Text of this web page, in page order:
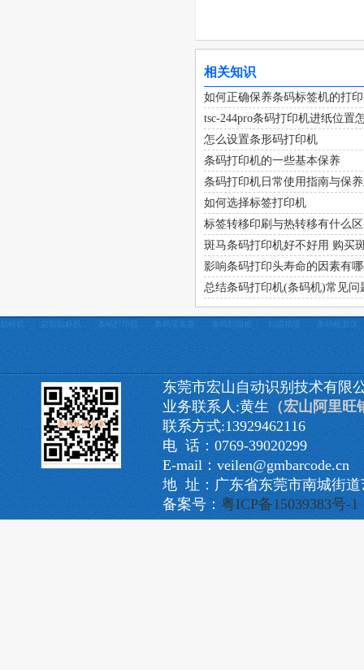
相关知识
如何正确保养条码标签机的打
tsc-244pro条码打印机进纸位置
怎么设置条形码打印机
条码打印机的一些基本保养
条码打印机日常使用指南与保
如何选择标签打印机
标签转移印刷与热转移有什么
斑马条码打印机好不好用 购买
影响条码打印头寿命的因素有
总结条码打印机(条码机)常见问
贴标机 定制贴标机 条码打印机 条码采集器 条码扫描枪 扫描模组 条码检测仪
东莞市宏山自动识别技术有限
业务联系人:黄生 （宏山阿里旺
联系方式:13929462116
电 话：0769-39020299
E-mail：veilen@gmbarcode.cn
地 址：广东省东莞市南城街
备案号： 粤ICP备15039383号-1